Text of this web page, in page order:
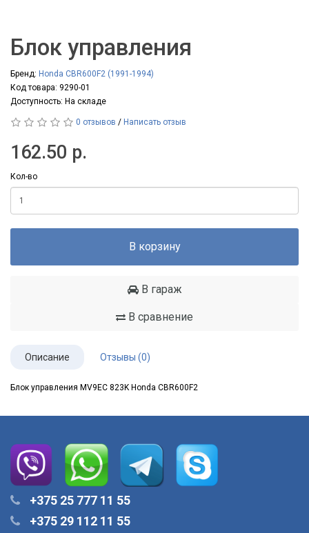
Блок управления
Бренд: Honda CBR600F2 (1991-1994)
Код товара: 9290-01
Доступность: На складе
0 отзывов / Написать отзыв
162.50 р.
Кол-во
В корзину
В гараж
В сравнение
Описание Отзывы (0)
Блок управления MV9EC 823K Honda CBR600F2
+375 25 777 11 55
+375 29 112 11 55